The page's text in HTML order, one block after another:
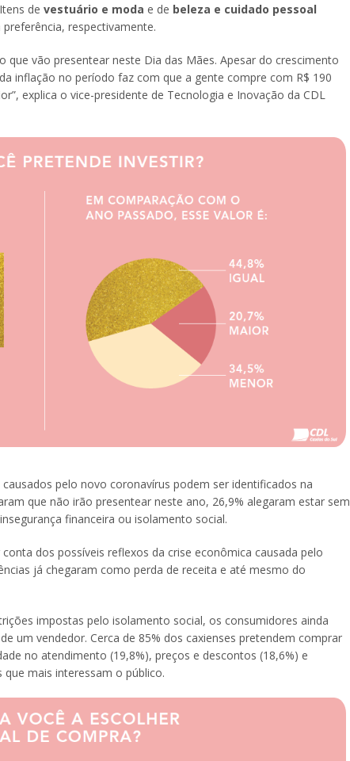
de vestuário e moda e de beleza e cuidado pessoal
respectivamente.
que vão presentear neste Dia das Mães. Apesar do crescimento
inflação no período faz com que a gente compre com R$ 190
explica o vice-presidente de Tecnologia e Inovação da CDL
pelo novo coronavírus podem ser identificados na
que não irão presentear neste ano, 26,9% alegaram estar sem
financeira ou isolamento social.
dos possíveis reflexos da crise econômica causada pelo
já chegaram como perda de receita e até mesmo do
impostas pelo isolamento social, os consumidores ainda
um vendedor. Cerca de 85% dos caxienses pretendem comprar
no atendimento (19,8%), preços e descontos (18,6%) e
mais interessam o público.